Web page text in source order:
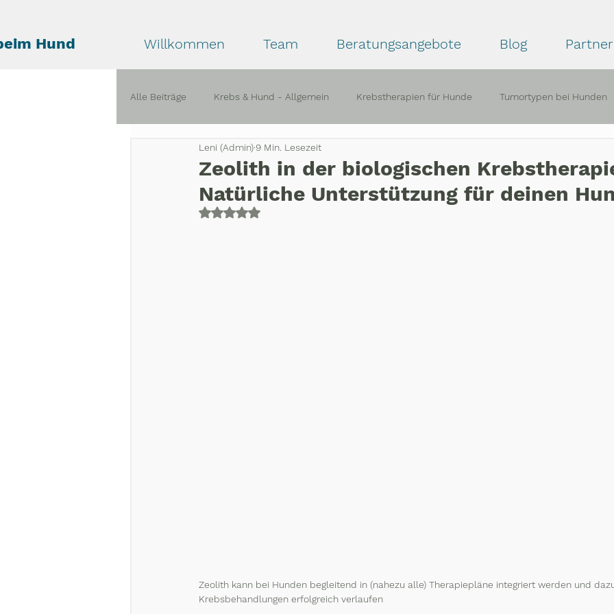
Hund Willkommen Team Beratungsangebote Blog Partner
Alle Beiträge Krebs & Hund - Allgemein Krebstherapien für Hunde Tumortypen bei Hunden
Krise & Trauer bei Krebs Erfahrungsberichte
Zeolith in der biologischen
Natürliche Unterstützung für deinen
Leni (Admin) 9 Min. Lesezeit
Mit NaN von 5 Sternen bewertet.
Zeolith kann bei Hunden begleitend in (nahezu alle) Therapiepläne integriert werden und
Krebsbehandlungen erfolgreich verlaufen